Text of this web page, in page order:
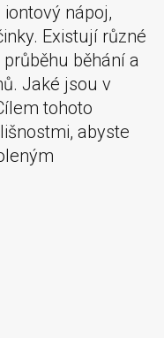
iontový nápoj,
Existují různé
běhání a
Jaké jsou v
tohoto
abyste